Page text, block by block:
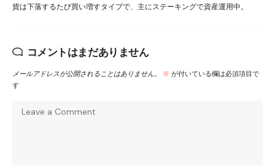
貨は下落するたび買い増すタイプで、主にステーキングで資産運用中。
コメントはまだありません
メールアドレスが公開されることはありません。 ※ が付いている欄は必須項目で
す